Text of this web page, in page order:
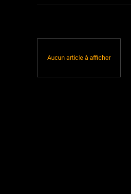
Aucun article à afficher